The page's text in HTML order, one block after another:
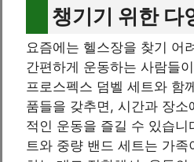
챙기기 위한 다
요즘에는 헬스장을 찾기 어
간편하게 운동하는 사람들
프로스펙스 덤벨 세트와 함
품들을 갖추면, 시간과 장
적인 운동을 즐길 수 있습니
트와 중량 밴드 세트는 가